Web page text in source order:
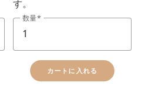
す。
数量
カートに入れる